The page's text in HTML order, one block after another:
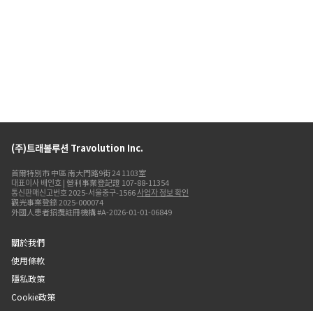
(주)트래볼루션 Travolution Inc.
首爾特別市 中區 南大門路9街 24 1103室
대표이사 배인호 | 營利事業登記證 107-88-11354
통신판매신고번호 2025-서울중구-1566사업자 정보 확인
觀光事業登錄 2025-000074
外國人患者招攬註冊機構 #A-2026-01-01-06849
關於我們
使用條款
隱私政策
Cookie政策